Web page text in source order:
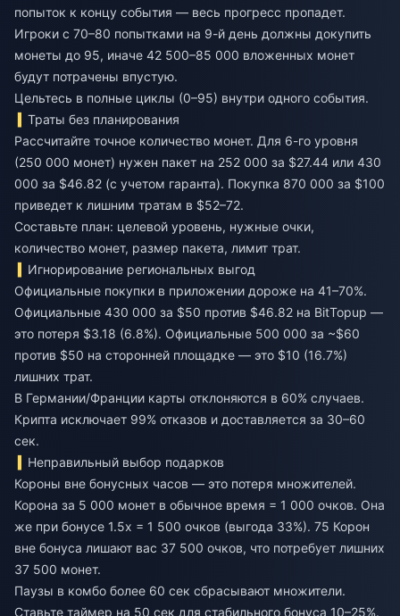
попыток к концу события — весь прогресс пропадет.
Игроки с 70–80 попытками на 9-й день должны докупить
монеты до 95, иначе 42 500–85 000 вложенных монет
будут потрачены впустую.
Цельтесь в полные циклы (0–95) внутри одного события.
Траты без планирования
Рассчитайте точное количество монет. Для 6-го уровня
(250 000 монет) нужен пакет на 252 000 за $27.44 или 430
000 за $46.82 (с учетом гаранта). Покупка 870 000 за $100
приведет к лишним тратам в $52–72.
Составьте план: целевой уровень, нужные очки,
количество монет, размер пакета, лимит трат.
Игнорирование региональных выгод
Официальные покупки в приложении дороже на 41–70%.
Официальные 430 000 за $50 против $46.82 на BitTopup —
это потеря $3.18 (6.8%). Официальные 500 000 за ~$60
против $50 на сторонней площадке — это $10 (16.7%)
лишних трат.
В Германии/Франции карты отклоняются в 60% случаев.
Крипта исключает 99% отказов и доставляется за 30–60
сек.
Неправильный выбор подарков
Короны вне бонусных часов — это потеря множителей.
Корона за 5 000 монет в обычное время = 1 000 очков. Она
же при бонусе 1.5x = 1 500 очков (выгода 33%). 75 Корон
вне бонуса лишают вас 37 500 очков, что потребует лишних
37 500 монет.
Паузы в комбо более 60 сек сбрасывают множители.
Ставьте таймер на 50 сек для стабильного бонуса 10–25%.